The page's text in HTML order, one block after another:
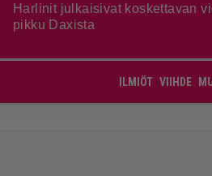
Harlinit julkaisivat koskettavan
pikku Daxista
ILMIÖT VIIHDE